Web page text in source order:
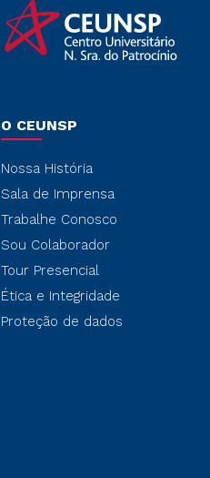
O CEUNSP
Nossa História
Sala de Imprensa
Trabalhe Conosco
Sou Colaborador
Tour Presencial
Ética e Integridade
Proteção de dados